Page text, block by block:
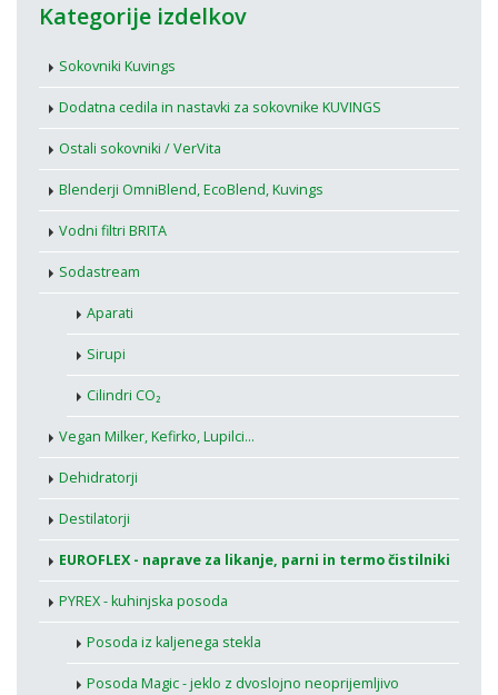
Kategorije izdelkov
Sokovniki Kuvings
Dodatna cedila in nastavki za sokovnike KUVINGS
Ostali sokovniki / VerVita
Blenderji OmniBlend, EcoBlend, Kuvings
Vodni filtri BRITA
Sodastream
Aparati
Sirupi
Cilindri CO₂
Vegan Milker, Kefirko, Lupilci...
Dehidratorji
Destilatorji
EUROFLEX - naprave za likanje, parni in termo čistilniki
PYREX - kuhinjska posoda
Posoda iz kaljenega stekla
Posoda Magic - jeklo z dvoslojno neoprijemljivo